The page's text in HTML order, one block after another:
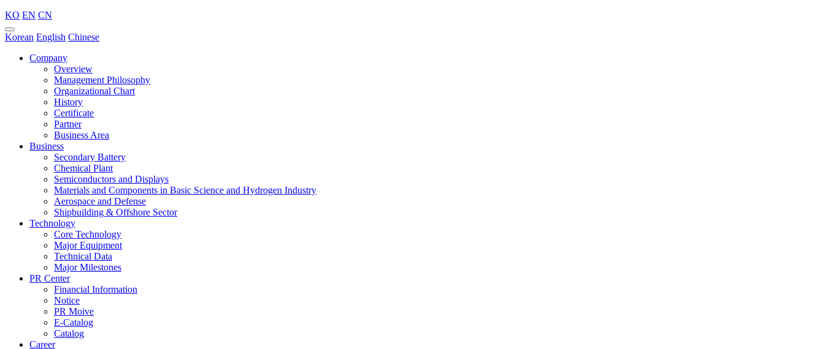
KO EN CN
Korean English Chinese
Company
Overview
Management Philosophy
Organizational Chart
History
Certificate
Partner
Business Area
Business
Secondary Battery
Chemical Plant
Semiconductors and Displays
Materials and Components in Basic Science and Hydrogen Industry
Aerospace and Defense
Shipbuilding & Offshore Sector
Technology
Core Technology
Major Equipment
Technical Data
Major Milestones
PR Center
Financial Information
Notice
PR Moive
E-Catalog
Catalog
Career